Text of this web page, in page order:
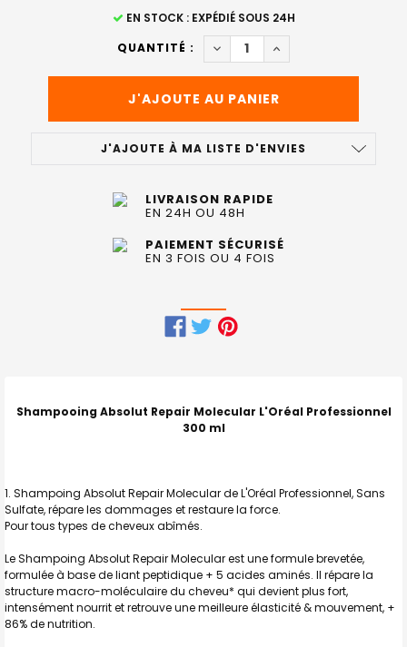
EN STOCK : EXPÉDIÉ SOUS 24H
QUANTITÉ :
DIMINUER LA QUANTITÉ DE
AUGMENTER LA
J'AJOUTE À MA LISTE D'ENVIES
LIVRAISON RAPIDE
EN 24H OU 48H
PAIEMENT SÉCURISÉ
EN 3 FOIS OU 4 FOIS
ENSEMBLE
J'AJOUTE
LA
AU PANIER
Shampooing Absolut Repair Molecular L'Oréal Professionnel
300 ml
Shampoing Absolut Repair Molecular de L'Oréal Professionnel, Sans
Sulfate, répare les dommages et restaure la force.
Pour tous types de cheveux abîmés.
Le Shampoing Absolut Repair Molecular est une formule brevetée,
formulée à base de liant peptidique + 5 acides aminés. Il répare la
structure macro-moléculaire du cheveu* qui devient plus fort,
intensément nourrit et retrouve une meilleure élasticité & mouvement, +
86% de nutrition.